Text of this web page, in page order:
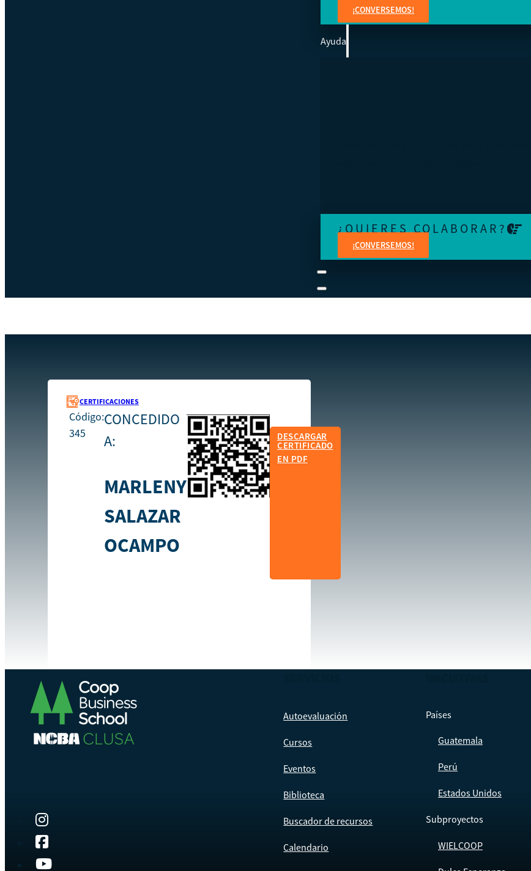
¡CONVERSEMOS!
Ayuda
¿QUIERES COLABORAR?
¡CONVERSEMOS!
CERTIFICACIONES
Código:
345
CONCEDIDO
A:
MARLENY
SALAZAR
OCAMPO
DESCARGAR
CERTIFICADO
EN PDF
Autoevaluación
Cursos
Eventos
Biblioteca
Buscador de recursos
Calendario
Países
Guatemala
Perú
Estados Unidos
Subproyectos
WIELCOOP